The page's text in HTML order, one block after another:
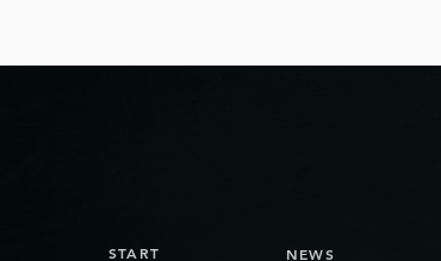
Das NLB-Team der Bienna
START NEWS